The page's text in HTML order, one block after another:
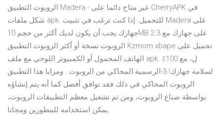
الروبوت التطبيق Madera - غير متاح دائما على CherryAPK في
شكل ملفات apk. للتحميل. إذا كنت ترغب في تثبيت Madera على
جهازك يجب أن يكون لديك أكثر من حجم 10MB على جهازك مع 2.3
الروبوت نسخة أو أكثر الروبوت التطبيق Kzmom xbape تحميل على
الهاتف المحمول أو الكمبيوتر اللوحي مع ملف apk. ل، مع 100٪
لسلامة جهازك! 3-الرسمية المحاكي من الروبوت . ومزايا هذا التطبيق
الروبوت المحاكي في ذلك فقد توافق أفضل كما أنه يتم إنشاؤه
بواسطة صناع الروبوت، ومن ثم تشغيل معظم التطبيقات الروبوت،
يمكن استخدامه للمطورين ومجانا.